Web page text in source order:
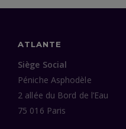
ATLANTE
Siège Social
Péniche Asphodèle
2 allée du Bord de l’Eau
75 016 Paris